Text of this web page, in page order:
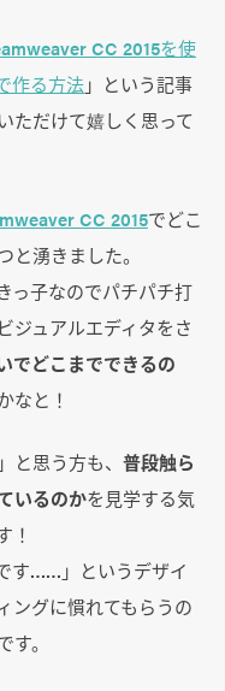
CC 2015を使
作る方法」という記事
ただけて嬉しく思って
CC 2015でどこ
と湧きました。
っ子なのでパチパチ打
ジュアルエディタをさ
でどこまでできるの
なと！
と思う方も、 普段触ら
いるのかを見学する気
！
す……」というデザイ
ングに慣れてもらうの
。